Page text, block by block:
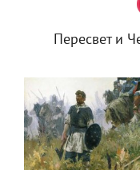
Пересвет и